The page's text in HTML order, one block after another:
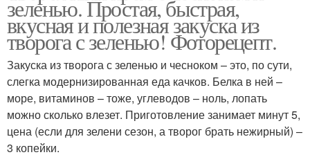
зеленью. Простая, быстрая,
вкусная и полезная закуска из
творога с зеленью! Фоторецепт.
Закуска из творога с зеленью и чесноком – это, по сути,
слегка модернизированная еда качков. Белка в ней –
море, витаминов – тоже, углеводов – ноль, лопать
можно сколько влезет. Приготовление занимает минут 5,
цена (если для зелени сезон, а творог брать нежирный) –
3 копейки.